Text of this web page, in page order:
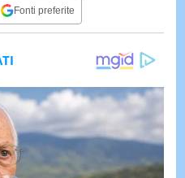
Fonti preferite